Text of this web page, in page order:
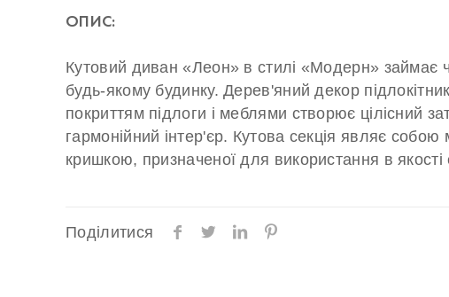
ОПИС:
Кутовий диван «Леон» в стилі «Модерн» займає
будь-якому будинку. Дерев'яний декор
покриттям підлоги і меблями створює цілісний
гармонійний інтер'єр. Кутова секція являє собою
кришкою, призначеної для використання в якості
Поділитися